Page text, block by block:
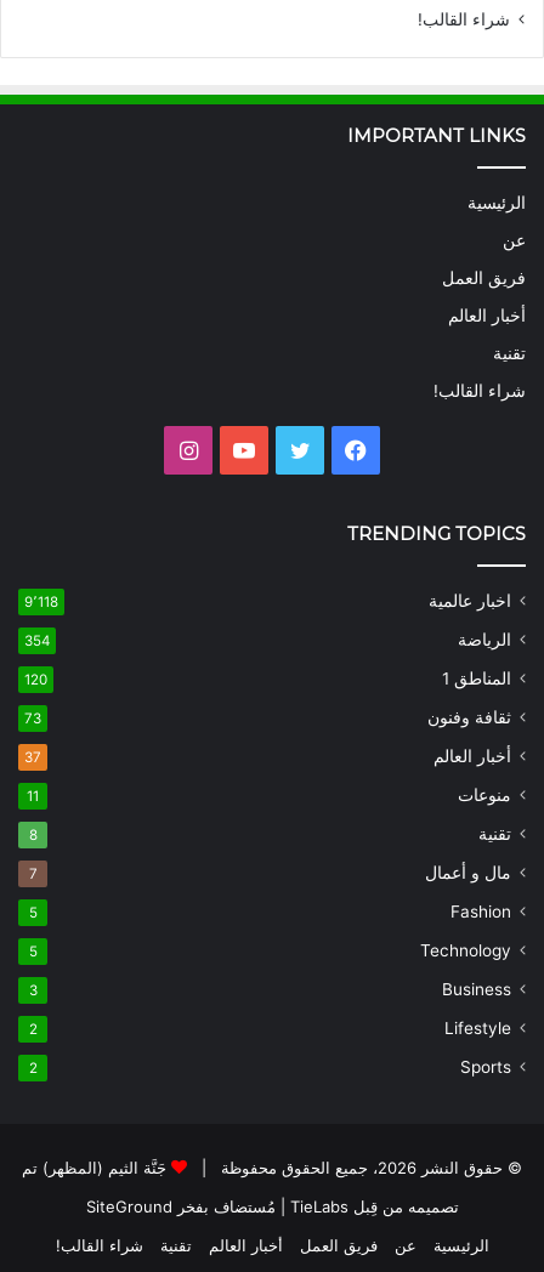
شراء القالب!
IMPORTANT LINKS
الرئيسية
عن
فريق العمل
أخبار العالم
تقنية
شراء القالب!
فيسبوك تويتر يوتيوب
TRENDING TOPICS
اخبار عالمية 9٬118
الرياضة 354
المناطق 1 120
ثقافة وفنون 73
أخبار العالم 37
منوعات 11
تقنية 8
مال و أعمال 7
Fashion
5
Technology
5
Business
3
Lifestyle
2
Sports
2
© حقوق النشر 2026، جميع الحقوق محفوظة |
جَنَّة الثيم (المظهر) تم
تصميمه من قِبل TieLabs
| مُستضاف بفخر SiteGround
الرئيسية
عن فريق العمل أخبار العالم تقنية شراء القالب!